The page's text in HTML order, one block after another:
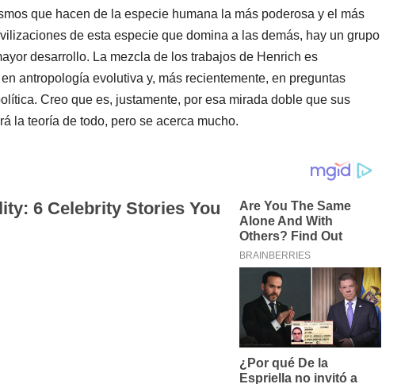
que hacen de la especie humana la más poderosa y el más
de esta especie que domina a las demás, hay un grupo
desarrollo. La mezcla de los trabajos de Henrich es
antropología evolutiva y, más recientemente, en preguntas
Creo que es, justamente, por esa mirada doble que sus
la teoría de todo, pero se acerca mucho.